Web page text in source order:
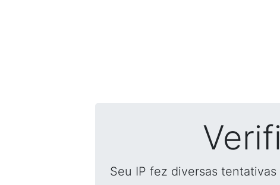
Seu IP fez diversas